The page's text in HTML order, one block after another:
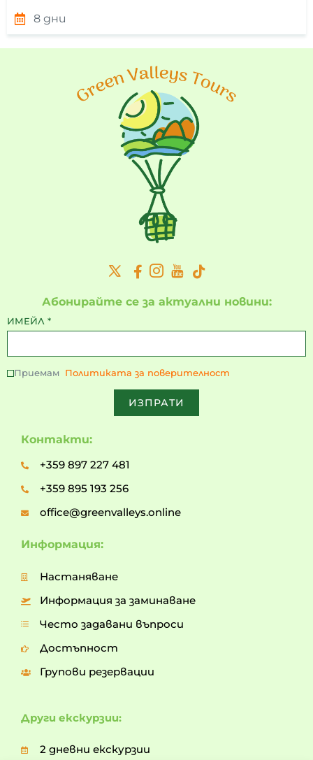
8 дни
Други екскурзии:
2 дневни екскурзии
Информация:
Настаняване
Информация за заминаване
Често задавани въпроси
Достъпност
Групови резервации
Контакти:
+359 897 227 481
+359 895 193 256
office@greenvalleys.online
Абонирайте се за актуални новини:
ИМЕЙЛ *
Приемам Политиката за поверителност
ИЗПРАТИ